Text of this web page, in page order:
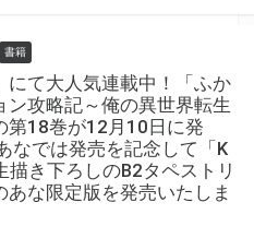
書籍
にて大人気連載中！「ふか
ン攻略記～俺の異世界転生
第18巻が12月10日に発
なでは発売を記念して「K
描き下ろしのB2タペストリ
あな限定版を発売いたしま